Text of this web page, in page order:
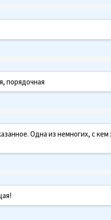
порядочная
Одна из немногих, с